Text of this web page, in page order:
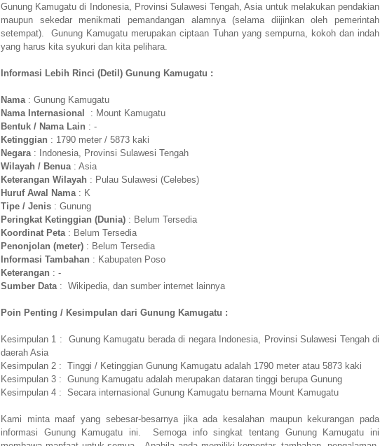
Gunung Kamugatu di Indonesia, Provinsi Sulawesi Tengah, Asia untuk melakukan pendakian
maupun sekedar menikmati pemandangan alamnya (selama diijinkan oleh pemerintah
setempat). Gunung Kamugatu merupakan ciptaan Tuhan yang sempurna, kokoh dan indah
yang harus kita syukuri dan kita pelihara.
Informasi Lebih Rinci (Detil) Gunung Kamugatu :
Nama: Gunung Kamugatu
Nama Internasional
: Mount Kamugatu
Bentuk / Nama Lain : -
Ketinggian : 1790 meter / 5873 kaki
Negara: Indonesia, Provinsi Sulawesi Tengah
Wilayah / Benua: Asia
Keterangan Wilayah : Pulau Sulawesi (Celebes)
Huruf Awal Nama: K
Tipe / Jenis : Gunung
Peringkat Ketinggian (Dunia) : Belum Tersedia
Koordinat Peta: Belum Tersedia
Penonjolan (meter) : Belum Tersedia
Informasi Tambahan : Kabupaten Poso
Keterangan : -
Sumber Data: Wikipedia, dan sumber internet lainnya
Poin Penting / Kesimpulan dari Gunung Kamugatu :
Kesimpulan 1 : Gunung Kamugatu berada di negara Indonesia, Provinsi Sulawesi Tengah di
daerah Asia
Kesimpulan 2 : Tinggi / Ketinggian Gunung Kamugatu adalah 1790 meter atau 5873 kaki
Kesimpulan 3 : Gunung Kamugatu adalah merupakan dataran tinggi berupa Gunung
Kesimpulan 4 : Secara internasional Gunung Kamugatu bernama Mount Kamugatu
Kami minta maaf yang sebesar-besarnya jika ada kesalahan maupun kekurangan pada
informasi Gunung Kamugatu ini. Semoga info singkat tentang Gunung Kamugatu ini